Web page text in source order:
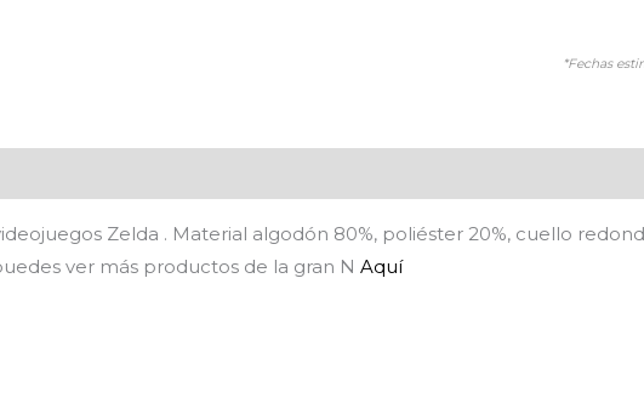
*Fechas
Zelda ​. Material algodón 80%, poliéster 20%, cuello
ver más productos de la gran N Aquí